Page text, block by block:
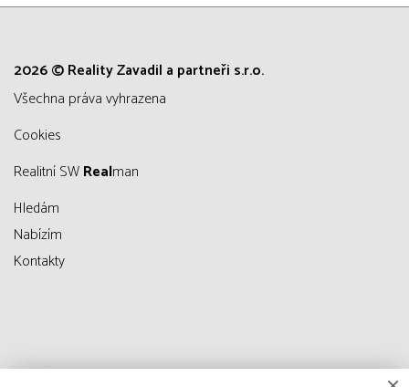
2026 © Reality Zavadil a partneři s.r.o.
všechna práva vyhrazena
Cookies
Realitní SWRealman
Hledám
Nabízím
Kontakty